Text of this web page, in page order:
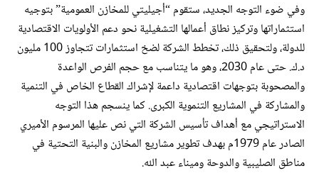
وفي ضوء التوجه الجديد، ستقوم “أجيليتي للمخازن العمومية” بتوجيه
استثماراتها وتركيز نطاق أعمالها التشغيلية نحو دعم الأولويات الاقتصادية
للدولة، ولتحقيق ذلك، تخطط الشركة لضخ استثمارات تتجاوز 100 مليون
د.ك. حتى عام 2030، وهو ما يتناسب مع حجم الفرص الواعدة
والمصحوبة بتوجهات اقتصادية داعمة لإشراك القطاع الخاص في التنمية
والمشاركة في المشاريع التنموية الكبرى. كما ينسجم هذا التوجه
الاستراتيجي مع أهداف تأسيس الشركة التي نص عليها المرسوم الأميري
الصادر عام 1979م بهدف تطوير مشاريع المخازن والبنية التحتية في
مناطق الصليبية والدوحة وميناء عبد الله.